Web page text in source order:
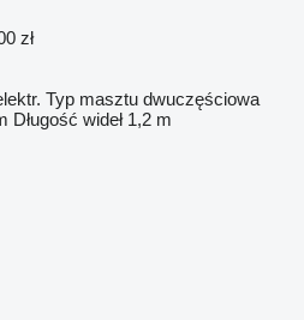
zł
Typ masztu dwuczęściowa
Długość wideł 1,2 m